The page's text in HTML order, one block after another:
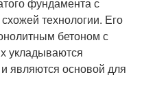
фундамента с
технологии. Его
бетоном с
укладываются
являются основой для